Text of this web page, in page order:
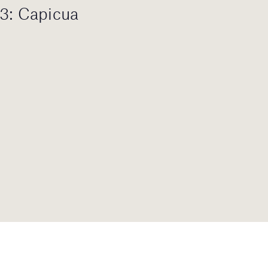
Capicua